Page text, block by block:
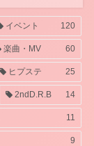
イベント 120
楽曲・MV 60
ヒプステ 25
2ndD.R.B 14
11
9